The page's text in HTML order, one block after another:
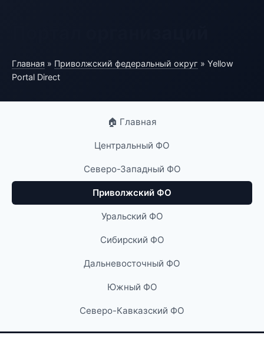
Главная » Приволжский федеральный округ » Yellow
Portal Direct
🏠 Главная
Центральный ФО
Северо-Западный ФО
Приволжский ФО
Уральский ФО
Сибирский ФО
Дальневосточный ФО
Южный ФО
Северо-Кавказский ФО